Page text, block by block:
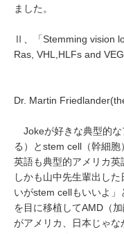
ました。
Ⅱ、「Stemming vision
Ras, VHL,HLFs and
Dr. Martin
Jokeが好きな典型的な
る）とstem cell（幹細胞
英語も典型的アメリカ英
しかも山中先生輩出し
いがstem cellもいいよ
を目に移植してAMD（
がアメリカ、日本じゃ